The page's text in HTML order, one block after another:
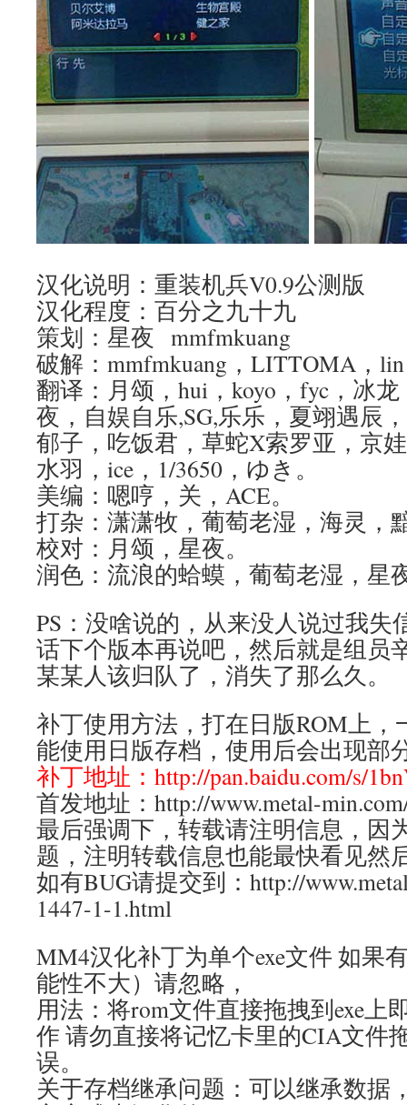
汉化说明：重装机兵V0.9公测版
汉化程度：百分之九十九
策划：星夜 mmfmkuang
破解：mmfmkuang，LITTOMA，
翻译：月颂，hui，koyo，fyc，冰
夜，自娱自乐,SG,乐乐，夏翊遇辰
郁子，吃饭君，草蛇X索罗亚，京
水羽，ice，1/3650，ゆき。
美编：嗯哼，关，ACE。
打杂：潇潇牧，葡萄老湿，海灵，
校对：月颂，星夜。
润色：流浪的蛤蟆，葡萄老湿，星
PS：没啥说的，从来没人说过我失
话下个版本再说吧，然后就是组员
某某人该归队了，消失了那么久。
补丁使用方法，打在日版ROM上，
能使用日版存档，使用后会出现部
补丁地址：http://pan.baidu.com/s/
首发地址：http://www.metal-
最后强调下，转载请注明信息，因
题，注明转载信息也能最快看见然
如有BUG请提交到：http://
1447-1-1.html
MM4汉化补丁为单个exe文件 如果
能性不大）请忽略，
用法：将rom文件直接拖拽到exe上
作 请勿直接将记忆卡里的CIA文件
误。
关于存档继承问题：可以继承数据